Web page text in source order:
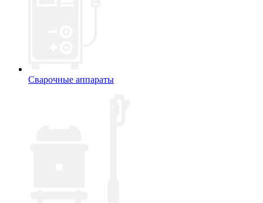
Сварочные аппараты